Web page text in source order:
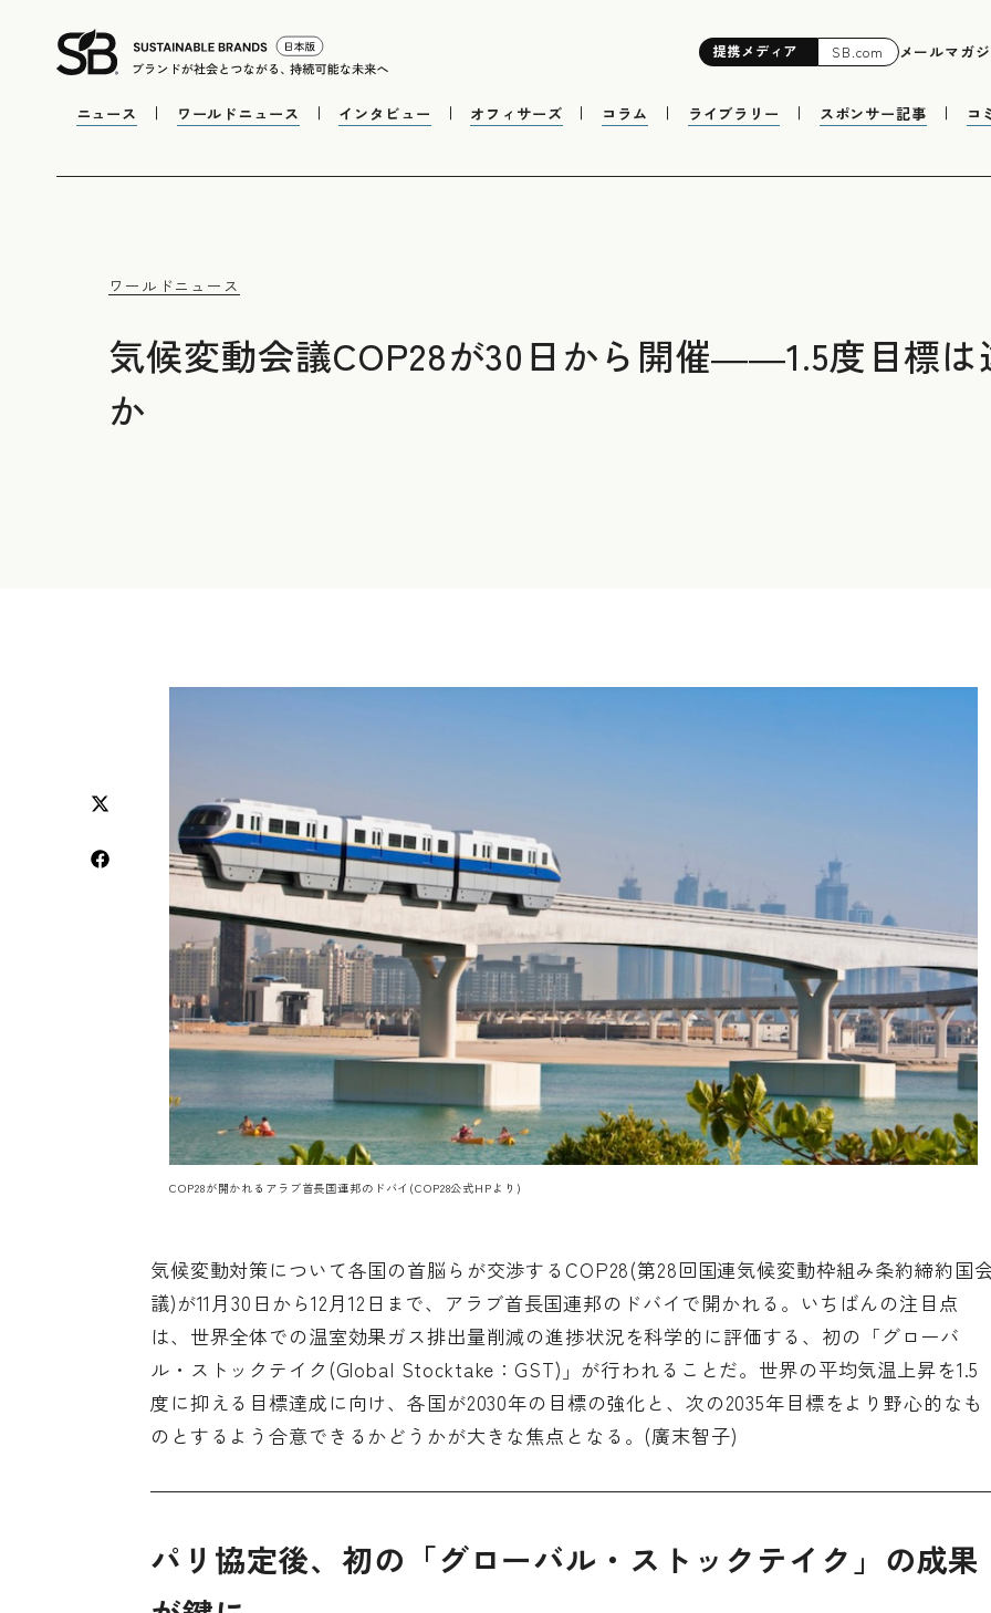
提携メディア SB.com メールマガ
ニュース ワールドニュース インタビュー オフィサーズ コラム ライブラリー スポンサー記事 コ
ワールドニュース
気候変動会議COP28が30日から開催――1.5度目標
か
COP28が開かれるアラブ首長国連邦のドバイ(COP28公式HP より)
気候変動対策について各国の首脳らが交渉するCOP28(第28回国連気候変動枠組み条約締約国
議)が11月30日から12月12日まで、アラブ首長国連邦のドバイで開かれる。いちばんの注目点
は、世界全体での温室効果ガス排出量削減の進捗状況を科学的に評価する、初の「グローバ
ル・ストックテイク(Global Stocktake：GST)」が行われることだ。世界の平均気温上昇を1.5
度に抑える目標達成に向け、各国が2030年の目標の強化と、次の2035年目標をより野心的なも
のとするよう合意できるかどうかが大きな焦点となる。(廣末智子)
パリ協定後、初の「グローバル・ストックテイク」の成果